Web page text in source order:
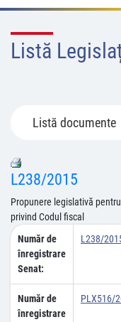
Listă
Listă documente
L238/2015
Propunere legislativă
privind Codul fiscal
Număr de
înregistrare
Senat:
L238/
Număr de
înregistrare
PLX516/